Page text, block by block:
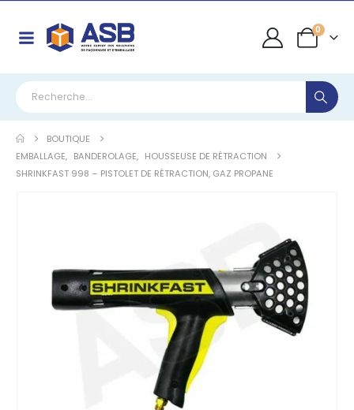
0
BOUTIQUE
EMBALLAGE, BANDEROLAGE, HOUSSEUSE DE RÉTRACTION
SHRINKFAST 998 – PISTOLET DE RÉTRACTION, GAZ PROPANE